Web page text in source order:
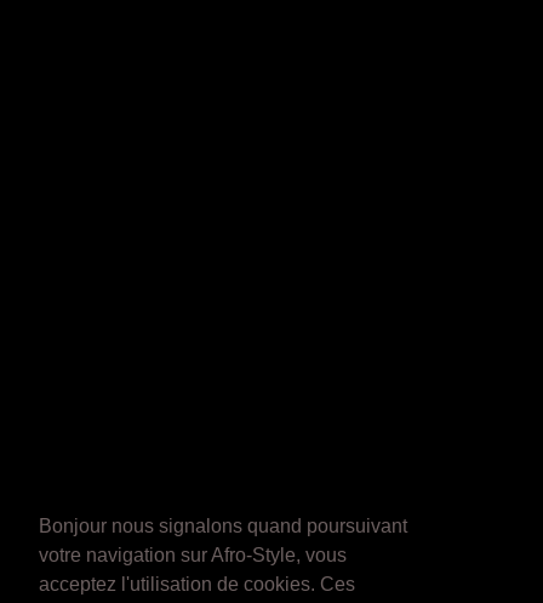
Bonjour nous signalons quand poursuivant
votre navigation sur Afro-Style, vous
acceptez l'utilisation de cookies. Ces